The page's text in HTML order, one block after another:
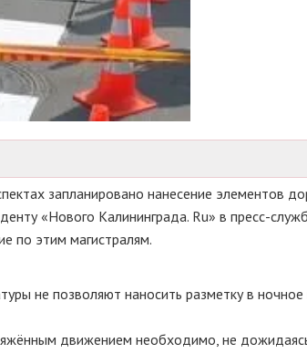
запланировано нанесение элементов
«Нового Калининграда. Ru» в пресс-
по этим магистралям.
не позволяют наносить разметку в ночное
движением необходимо, не